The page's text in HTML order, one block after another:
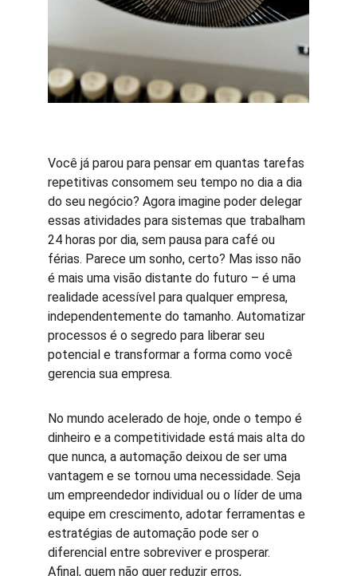
Você já parou para pensar em quantas tarefas
repetitivas consomem seu tempo no dia a dia
do seu negócio? Agora imagine poder delegar
essas atividades para sistemas que trabalham
24 horas por dia, sem pausa para café ou
férias. Parece um sonho, certo? Mas isso não
é mais uma visão distante do futuro – é uma
realidade acessível para qualquer empresa,
independentemente do tamanho. Automatizar
processos é o segredo para liberar seu
potencial e transformar a forma como você
gerencia sua empresa.
No mundo acelerado de hoje, onde o tempo é
dinheiro e a competitividade está mais alta do
que nunca, a automação deixou de ser uma
vantagem e se tornou uma necessidade. Seja
um empreendedor individual ou o líder de uma
equipe em crescimento, adotar ferramentas e
estratégias de automação pode ser o
diferencial entre sobreviver e prosperar.
Afinal, quem não quer reduzir erros,